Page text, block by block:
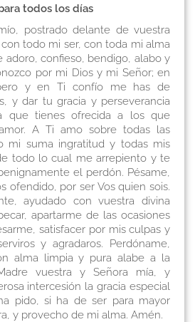
todos los días
postrado delante de vuestra
todo mi ser, con toda mi alma
adoro, confieso, bendigo, alabo y
por mi Dios y mi Señor; en
y en Ti confío me has de
y dar tu gracia y perseverancia
que tienes ofrecida a los que
A Ti amo sobre todas las
mi suma ingratitud y todas mis
todo lo cual me arrepiento y te
el perdón. Pésame,
ofendido, por ser Vos quien sois.
ayudado con vuestra divina
apartarme de las ocasiones
satisfacer por mis culpas y
y agradaros. Perdóname,
alma limpia y pura alabe a la
vuestra y Señora mía, y
intercesión la gracia especial
pido, si ha de ser para mayor
y provecho de mi alma. Amén.